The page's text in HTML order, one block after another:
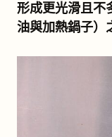
形成更光滑且不
油與加熱鍋子）